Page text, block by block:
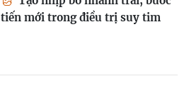
tiến mới trong điều trị suy tim